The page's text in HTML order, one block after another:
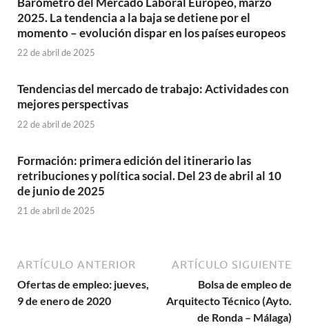
2025. La tendencia a la baja se detiene por el
momento – evolución dispar en los países europeos
22 de abril de 2025
Tendencias del mercado de trabajo: Actividades con
mejores perspectivas
22 de abril de 2025
Formación: primera edición del itinerario las
retribuciones y política social. Del 23 de abril al 10
de junio de 2025
21 de abril de 2025
ARTÍCULO ANTERIOR
Ofertas de empleo: jueves,
9 de enero de 2020
ARTÍCULO SIGUIENTE
Bolsa de empleo de
Arquitecto Técnico (Ayto.
de Ronda – Málaga)